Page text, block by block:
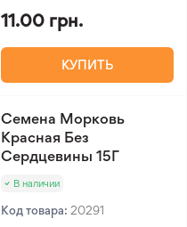
11.00 грн.
КУПИТЬ
Семена Морковь
Красная Без
Сердцевины 15Г
В наличии
Код товара: 20291